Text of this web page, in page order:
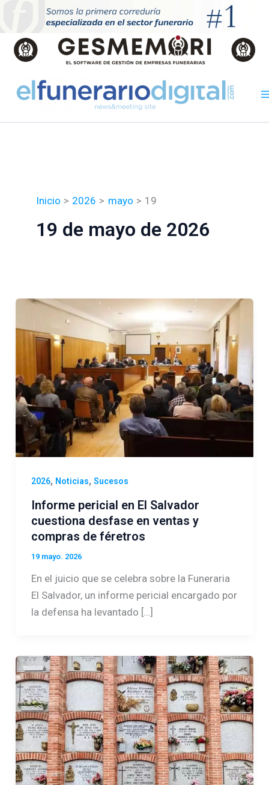
contenido
Inicio 2026 mayo 19
19 de mayo de 2026
2026, Noticias, Sucesos
Informe pericial en El Salvador
cuestiona desfase en ventas y
compras de féretros
19 mayo. 2026
En el juicio que se celebra sobre la Funeraria
El Salvador, un informe pericial encargado por
la defensa ha levantado […]